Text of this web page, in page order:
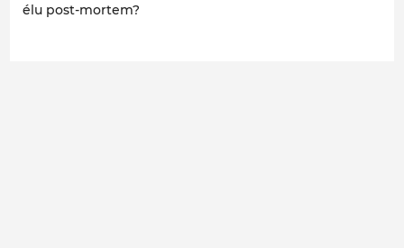
élu post-mortem?